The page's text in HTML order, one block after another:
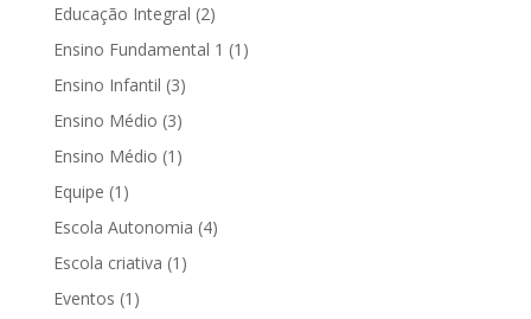
Educação Integral (2)
Ensino Fundamental 1 (1)
Ensino Infantil (3)
Ensino Médio (3)
Ensino Médio (1)
Equipe (1)
Escola Autonomia (4)
Escola criativa (1)
Eventos (1)